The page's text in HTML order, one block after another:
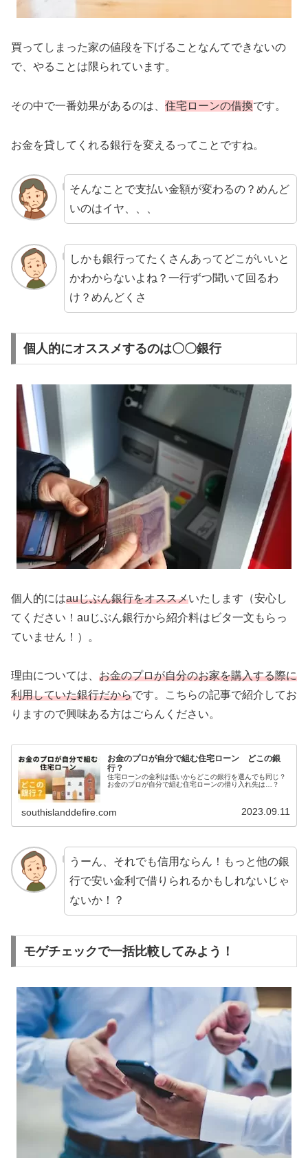
買ってしまった家の値段を下げることなんてできないの
で、やることは限られています。
その中で一番効果があるのは、 住宅ローンの借換です。
お金を貸してくれる銀行を変えるってことですね。
そんなことで支払い金額が変わるの？めんど
いのはイヤ、、、
しかも銀行ってたくさんあってどこがいいと
かわからないよね？一行ずつ聞いて回るわ
け？めんどくさ
個人的にオススメするのは〇〇銀行
個人的にはauじぶん銀行をオススメいたします（安心し
てください！auじぶん銀行から紹介料はビタ一文もらっ
ていません！）。
理由については、 お金のプロが自分のお家を購入する際に
利用していた銀行だからです。こちらの記事で紹介してお
りますので興味ある方はごらんください。
お金のプロが自分で組む住宅ローン どこの銀
行？
住宅ローンの金利は低いからどこの銀行を選んでも同じ？
お金のプロが自分で組む住宅ローンの借り入れ先は…？
southislanddefire.com 2023.09.11
うーん、それでも信用ならん！もっと他の銀
行で安い金利で借りられるかもしれないじゃ
ないか！？
モゲチェックで一括比較してみよう！